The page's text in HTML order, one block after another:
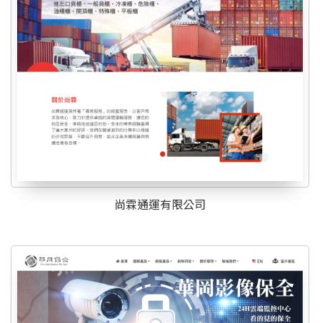
尚霖通運有限公司